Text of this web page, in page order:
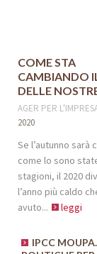
COME STA
CAMBIANDO
DELLE
AGER PER
2020
Se l’autunno sarà
come lo sono
stagioni, il 2020
l’anno più caldo
avuto...
leggi
IPCC